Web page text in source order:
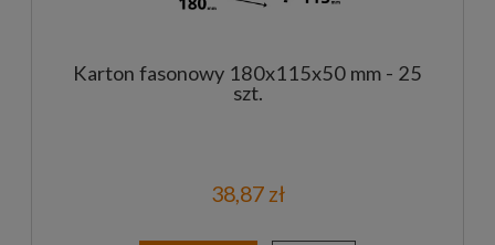
Karton fasonowy 180x115x50 mm - 25
szt.
38,87 zł